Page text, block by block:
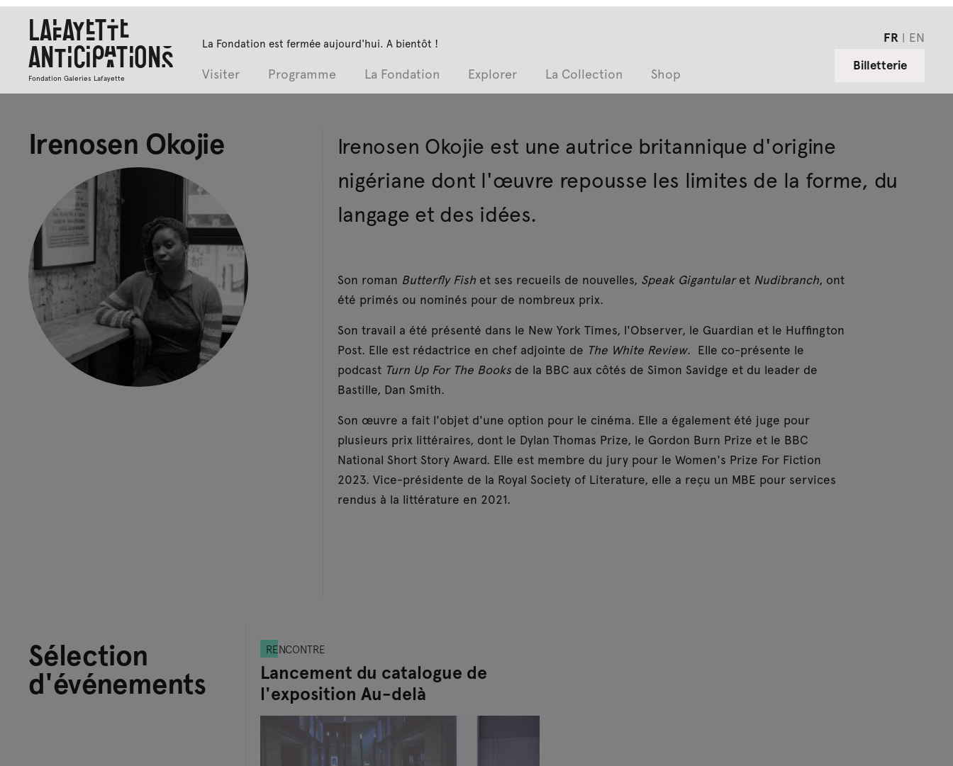
Lafayette
Anticipations
Fondation Galeries Lafayette
La Fondation est fermée aujourd'hui. A bientôt !
Visiter Programme La Fondation Explorer La Collection Shop
FR
EN
Billetterie
Irenosen Okojie
Irenosen Okojie est une autrice britannique d'origine
nigériane dont l'œuvre repousse les limites de la forme, du
langage et des idées.
Son roman Butterfly Fish et ses recueils de nouvelles, Speak Gigantularet Nudibranch, ont
été primés ou nominés pour de nombreux prix.
Son travail a été présenté dans le New York Times, l'Observer, le Guardian et le Huffington
Post. Elle est rédactrice en chef adjointe de The White Review. Elle co-présente le
podcastTurn Up For The Books de la BBC aux côtés de Simon Savidge et du leader de
Bastille, Dan Smith.
Son œuvre a fait l'objet d'une option pour le cinéma. Elle a également été juge pour
plusieurs prix littéraires, dont le Dylan Thomas Prize, le Gordon Burn Prize et le BBC
National Short Story Award. Elle est membre du jury pour le Women's Prize For Fiction
2023. Vice-présidente de la Royal Society of Literature, elle a reçu un MBE pour services
rendus à la littérature en 2021.
Sélection
d'événements
RENCONTRE
Lancement du catalogue de
l'exposition Au-delà